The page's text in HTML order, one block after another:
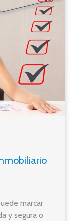
marcar
y segura o